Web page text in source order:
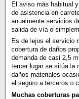
El aviso más habitual
de asistencia en
anualmente servicios
salida de vía o
Es de lejos el servicio
cobertura de daños
demanda de casi 2,5
tercer lugar se sitúa la
daños materiales
el seguro a terceros o
Muchas coberturas